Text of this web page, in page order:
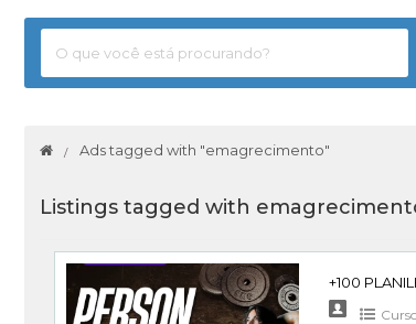
Ads tagged with "emagrecimento"
Listings tagged with
+100